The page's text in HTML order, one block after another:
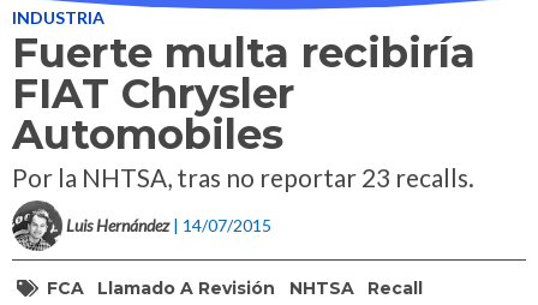
INDUSTRIA
Fuerte multa recibiría
FIAT Chrysler
Automobiles
Por la NHTSA, tras no reportar 23 recalls.
Luis Hernández | 14/07/2015
FCA Llamado A Revisión NHTSA Recall